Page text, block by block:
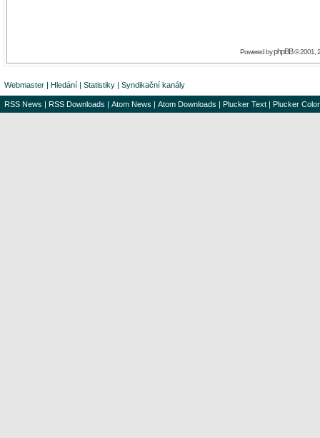
Powered byphpBB© 2001,
Webmaster | Hledání | Statistiky | Syndikační kanály
RSS News | RSS Downloads | Atom News | Atom Downloads | Plucker Text | Plucker Color